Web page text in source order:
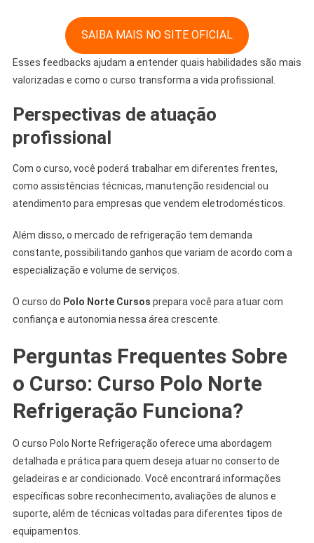
SAIBA MAIS NO SITE OFICIAL
Esses feedbacks ajudam a entender quais habilidades são mais
valorizadas e como o curso transforma a vida profissional.
Perspectivas de atuação
profissional
Com o curso, você poderá trabalhar em diferentes frentes,
como assistências técnicas, manutenção residencial ou
atendimento para empresas que vendem eletrodomésticos.
Além disso, o mercado de refrigeração tem demanda
constante, possibilitando ganhos que variam de acordo com a
especialização e volume de serviços.
O curso do Polo Norte Cursos prepara você para atuar com
confiança e autonomia nessa área crescente.
Perguntas Frequentes Sobre
o Curso: Curso Polo Norte
Refrigeração Funciona?
O curso Polo Norte Refrigeração oferece uma abordagem
detalhada e prática para quem deseja atuar no conserto de
geladeiras e ar condicionado. Você encontrará informações
específicas sobre reconhecimento, avaliações de alunos e
suporte, além de técnicas voltadas para diferentes tipos de
equipamentos.